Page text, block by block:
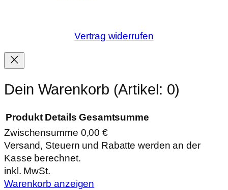
Vertrag widerrufen
Dein Warenkorb (Artikel: 0)
Produkte
im
Warenkorb
Produkt Details Gesamtsumme
Zwischensumme 0,00 €
Versand, Steuern und Rabatte werden an der
Kasse berechnet.
inkl. MwSt.
Warenkorb anzeigen